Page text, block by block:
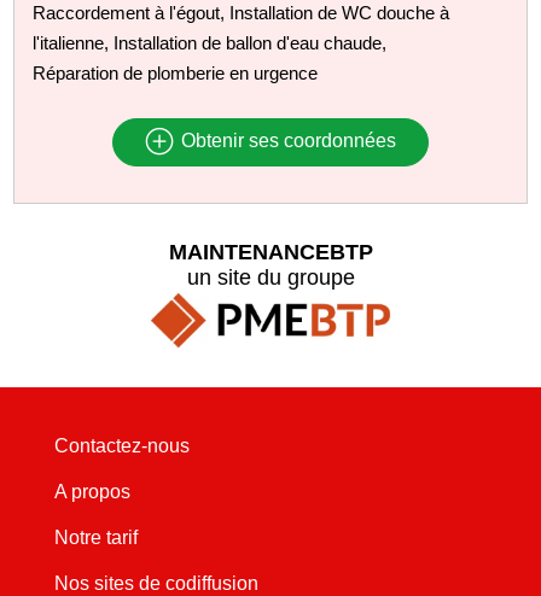
Raccordement à l'égout, Installation de WC douche à
l'italienne, Installation de ballon d'eau chaude,
Réparation de plomberie en urgence
Obtenir ses coordonnées
MAINTENANCEBTP
un site du groupe
Contactez-nous
A propos
Notre tarif
Nos sites de codiffusion